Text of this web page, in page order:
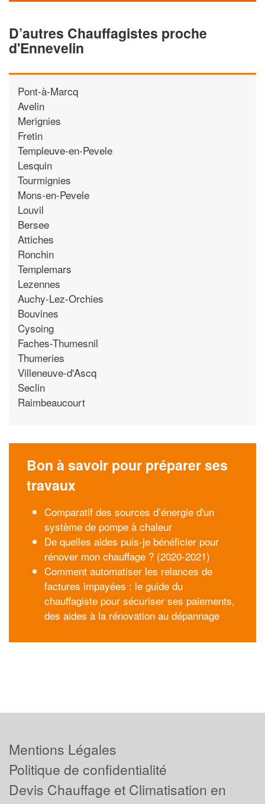
D’autres Chauffagistes proche
d'Ennevelin
Pont-à-Marcq
Avelin
Merignies
Fretin
Templeuve-en-Pevele
Lesquin
Tourmignies
Mons-en-Pevele
Louvil
Bersee
Attiches
Ronchin
Templemars
Lezennes
Auchy-Lez-Orchies
Bouvines
Cysoing
Faches-Thumesnil
Thumeries
Villeneuve-d'Ascq
Seclin
Raimbeaucourt
Bon à savoir pour préparer ses
travaux
Comparatif des sources d’énergie d'un
système de pompe à chaleur
De quelles aides puis-je bénéficier pour
rénover mon chauffage ? (2020-2021)
Comment automatiser les relances de
factures impayées : le guide du
chauffagiste pour sécuriser ses paiements,
des aides à la rénovation au dépannage
Mentions Légales
Politique de confidentialité
Devis Chauffage et Climatisation en